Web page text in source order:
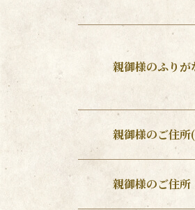
親御様のふりが
親御様のご住所
親御様のご住所